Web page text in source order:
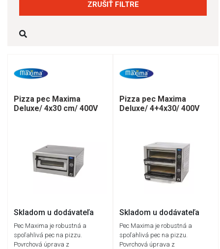
ZRUŠIŤ FILTRE
Pizza pec Maxima
Deluxe/ 4x30 cm/ 400V
Skladom u dodávateľa
Pec Maxima je robustná a
spoľahlivá pec na pizzu.
Povrchová úprava z
Pizza pec Maxima
Deluxe/ 4+4x30/ 400V
Skladom u dodávateľa
Pec Maxima je robustná a
spoľahlivá pec na pizzu.
Povrchová úprava z